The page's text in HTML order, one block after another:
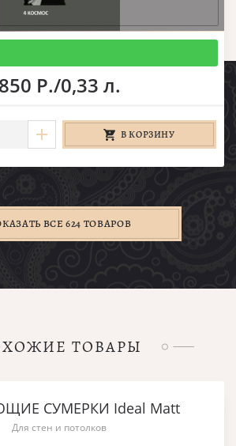
850 Р./0,33 л.
В КОРЗИНУ
ВСЕ 624 ТОВАРОВ
ТОВАРЫ
СУМЕРКИ Ideal Matt
Для стен и потолков